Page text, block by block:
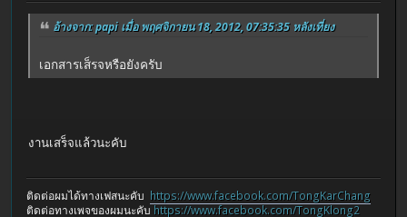
อ้างจาก: papi เมื่อ พฤศจิกายน 18, 2012, 07:35:35 หลังเที่ยง
เอกสารเส็รจหรือยังครับ
งานเสร็จแล้วนะคับ
ติดต่อผมได้ทางเฟสนะคับ https://www.facebook.com/TongKarChang
ติดต่อทางเพจของผมนะคับ https://www.facebook.com/TongKlong2